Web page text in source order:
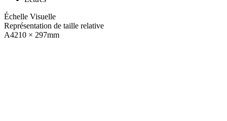
Échelle Visuelle
Représentation de taille relative
A4210 × 297mm